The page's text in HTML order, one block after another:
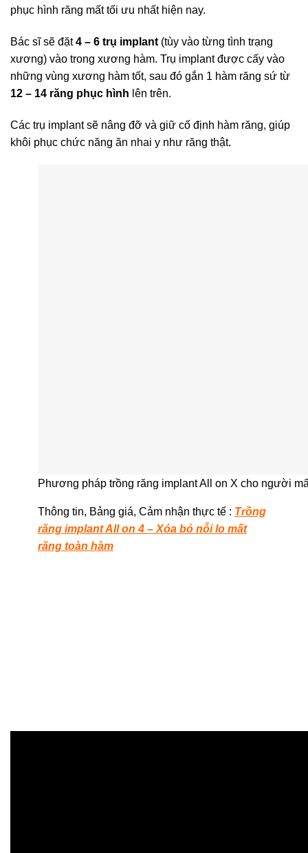
phục hình răng mất tối ưu nhất hiện nay.
Bác sĩ sẽ đặt4 – 6 trụ implant (tùy vào từng tình trạng
xương) vào trong xương hàm. Trụ implant được cấy vào
những vùng xương hàm tốt, sau đó gắn 1 hàm răng sứ từ
12 – 14 răng phục hình lên trên.
Các trụ implant sẽ nâng đỡ và giữ cố định hàm răng, giúp
khôi phục chức năng ăn nhai y như răng thật.
Phương pháp trồng răng implant All on X cho người
Thông tin, Bảng giá, Cảm nhận thực tế : Trồng
răng implant All on 4 – Xóa bỏ nỗi lo mất
răng toàn hàm